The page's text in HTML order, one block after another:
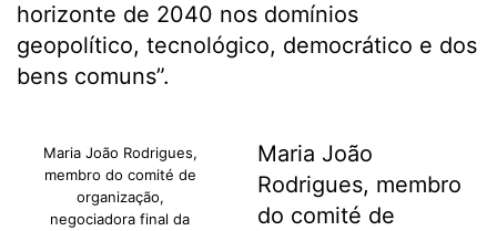
horizonte de 2040 nos domínios
geopolítico, tecnológico, democrático e dos
bens comuns”.
Maria João Rodrigues,
membro do comité de
organização,
negociadora final da
Maria João
Rodrigues, membro
do comité de